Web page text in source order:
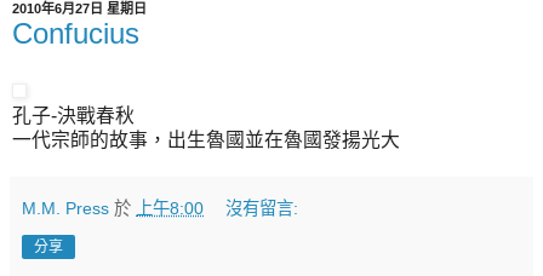
2010年6月27日 星期日
Confucius
孔子-決戰春秋
一代宗師的故事，出生魯國並在魯國發揚光大
M.M. Press 於 上午8:00 沒有留言:
分享